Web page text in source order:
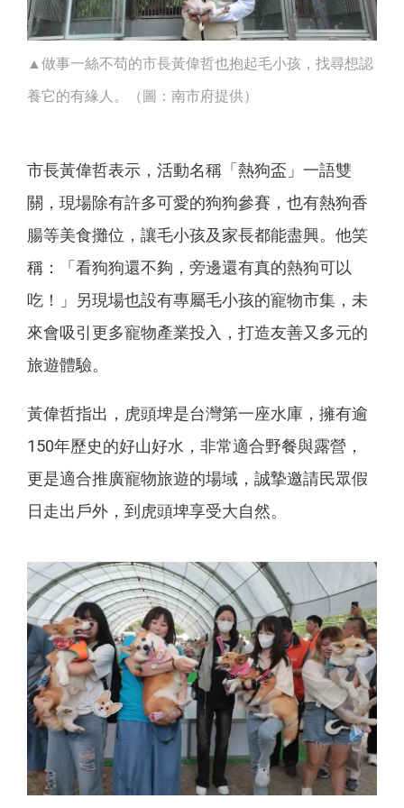
▲做事一絲不苟的市長黃偉哲也抱起毛小孩，找尋想認
養它的有緣人。（圖：南市府提供）
市長黃偉哲表示，活動名稱「熱狗盃」一語雙
關，現場除有許多可愛的狗狗參賽，也有熱狗香
腸等美食攤位，讓毛小孩及家長都能盡興。他笑
稱：「看狗狗還不夠，旁邊還有真的熱狗可以
吃！」另現場也設有專屬毛小孩的寵物市集，未
來會吸引更多寵物產業投入，打造友善又多元的
旅遊體驗。
黃偉哲指出，虎頭埤是台灣第一座水庫，擁有逾
150年歷史的好山好水，非常適合野餐與露營，
更是適合推廣寵物旅遊的場域，誠摯邀請民眾假
日走出戶外，到虎頭埤享受大自然。